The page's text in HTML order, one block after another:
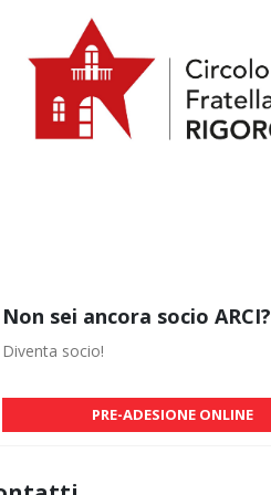
Non sei ancora socio ARCI?
Diventa socio!
PRE-ADESIONE ONLINE